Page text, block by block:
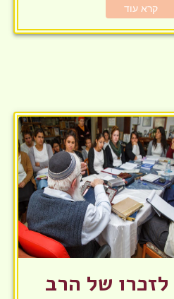
קרא עוד
לזכרו של הרב